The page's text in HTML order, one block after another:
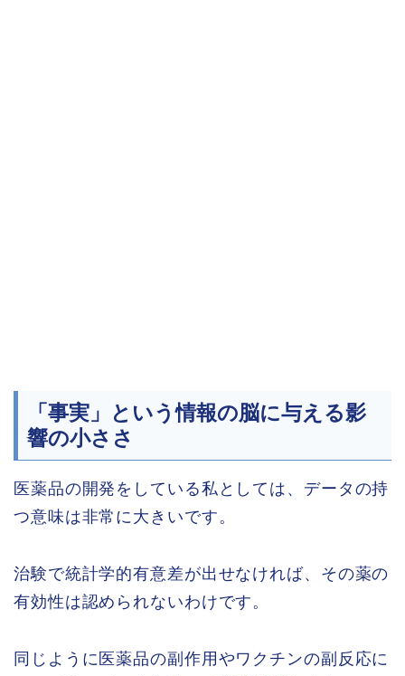
「事実」という情報の脳に与える影
響の小ささ
医薬品の開発をしている私としては、データの持
つ意味は非常に大きいです。
治験で統計学的有意差が出せなければ、その薬の
有効性は認められないわけです。
同じように医薬品の副作用やワクチンの副反応に